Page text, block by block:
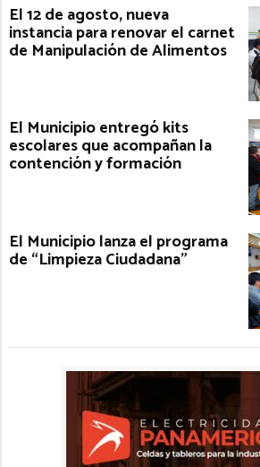
El 12 de agosto, nueva
instancia para renovar el carnet
de Manipulación de Alimentos
El Municipio entregó kits
escolares que acompañan la
contención y formación
El Municipio lanza el programa
de “Limpieza Ciudadana”